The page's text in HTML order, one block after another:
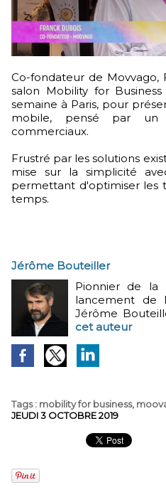
Co-fondateur de Movvago, Franck Dubois était sur le
salon Mobility for
semaine à Paris, pour
mobile, pensé par un
commerciaux.
Frustré par les solutions
mise sur la simplicité
permettant d'optimiser les
temps.
Jérôme Bouteiller
Pionnier de la
lancement de
Jérôme
cet auteur
Tags: mobility for business,
JEUDI 3 OCTOBRE 2019